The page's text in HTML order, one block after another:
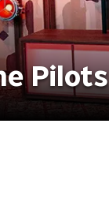
Pilots